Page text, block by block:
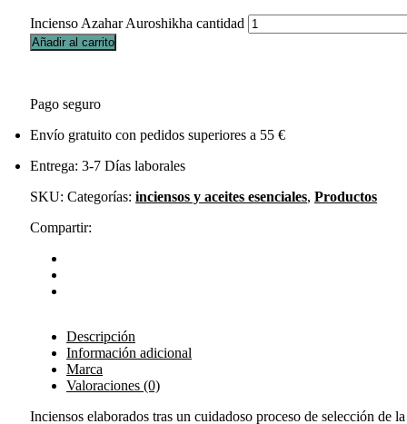
Incienso Azahar Auroshikha cantidad
Añadir al carrito
Pago seguro
Envío gratuito con pedidos superiores a 55 €
Entrega: 3-7 Días laborales
SKU: Categorías: inciensos y aceites esenciales, Productos
Compartir:
Descripción
Información adicional
Marca
Valoraciones (0)
Inciensos elaborados tras un cuidadoso proceso de selección de